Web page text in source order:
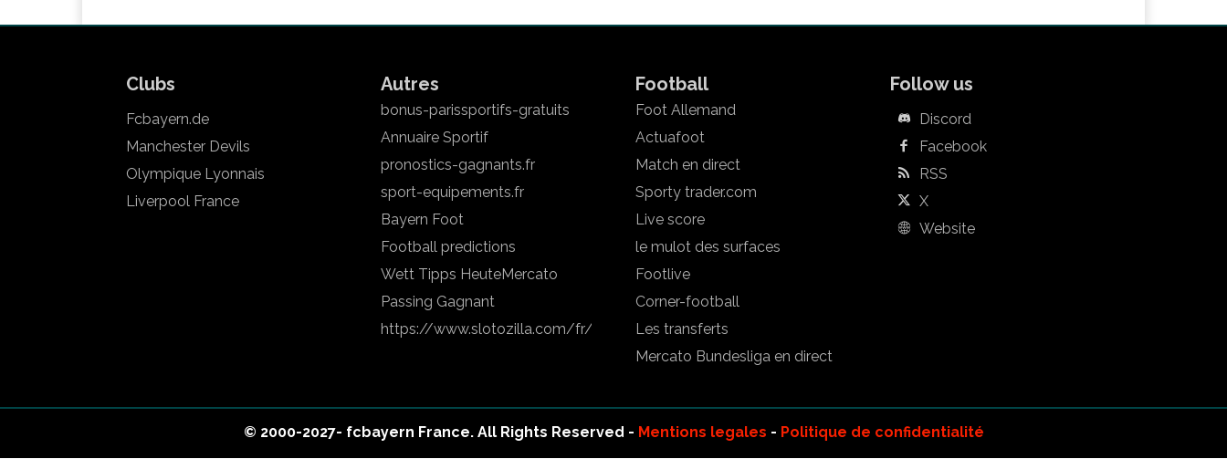
Clubs
Fcbayern.de
Manchester Devils
Olympique Lyonnais
Liverpool France
Autres
bonus-parissportifs-gratuits
Annuaire Sportif
pronostics-gagnants.fr
sport-equipements.fr
Bayern Foot
Football predictions
Wett Tipps HeuteMercato
Passing Gagnant
https://www.slotozilla.com/fr/
Football
Foot Allemand
Actuafoot
Match en direct
Sporty trader.com
Live score
le mulot des surfaces
Footlive
Corner-football
Les transferts
Mercato Bundesliga en direct
Follow us
Discord
Facebook
RSS
X
Website
© 2000-2027- fcbayern France. All Rights Reserved - Mentions legales - Politique de confidentialité